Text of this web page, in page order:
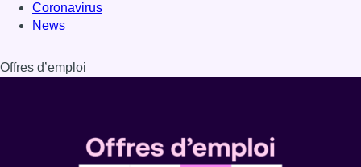
Coronavirus
News
Offres d’emploi